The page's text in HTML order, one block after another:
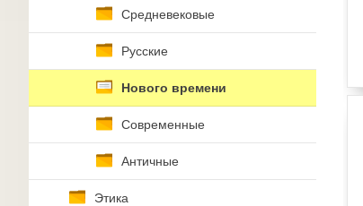
Средневековые
Русские
Нового времени
Современные
Античные
Этика